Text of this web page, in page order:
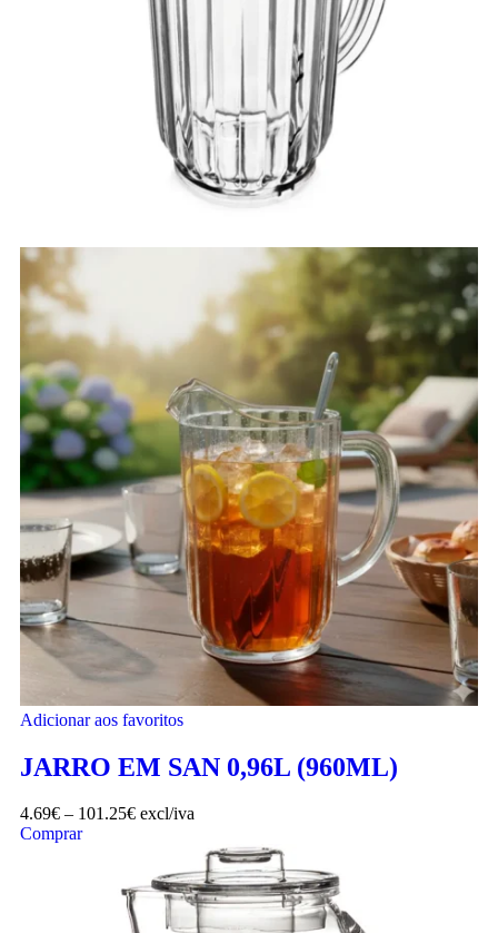
Adicionar aos favoritos
JARRO EM SAN 0,96L (960ML)
4.69€ – 101.25€ excl/iva
Comprar